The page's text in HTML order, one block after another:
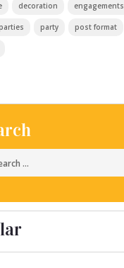
decoration engagements
party post format